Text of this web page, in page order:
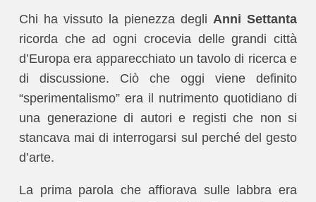
Chi ha vissuto la pienezza degli Anni Settanta
ricorda che ad ogni crocevia delle grandi città
d’Europa era apparecchiato un tavolo di ricerca e
di discussione. Ciò che oggi viene definito
“sperimentalismo” era il nutrimento quotidiano di
una generazione di autori e registi che non si
stancava mai di interrogarsi sul perché del gesto
d’arte.
La prima parola che affiorava sulle labbra era